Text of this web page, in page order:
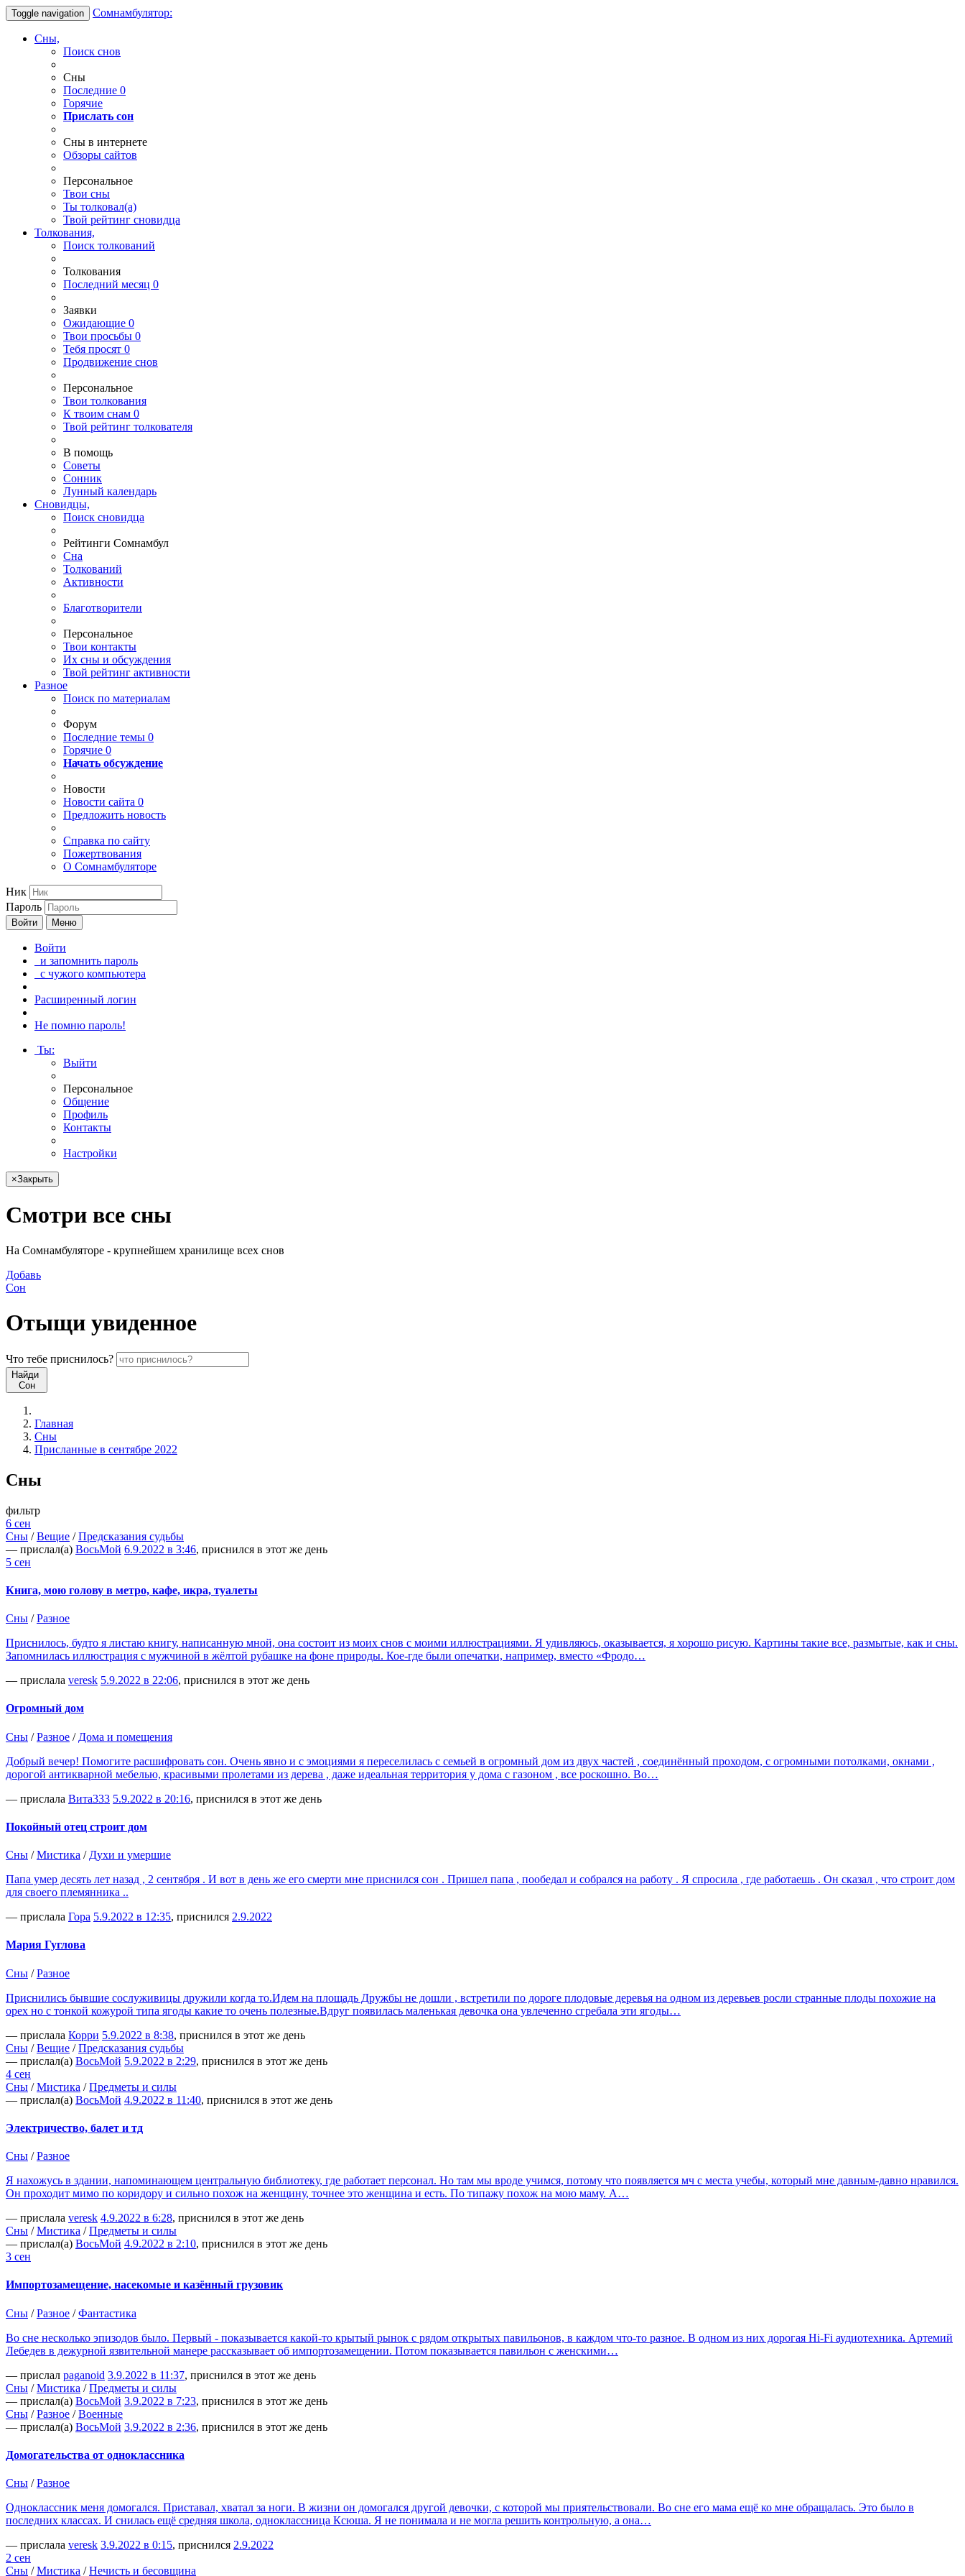
Toggle navigation Сомнамбулятор:
Сны,
Поиск снов
Сны
Последние 0
Горячие
Прислать сон
Сны в интернете
Обзоры сайтов
Персональное
Твои сны
Ты толковал(а)
Твой рейтинг сновидца
Толкования,
Поиск толкований
Толкования
Последний месяц 0
Заявки
Ожидающие 0
Твои просьбы 0
Тебя просят 0
Продвижение снов
Персональное
Твои толкования
К твоим снам 0
Твой рейтинг толкователя
В помощь
Советы
Сонник
Лунный календарь
Сновидцы,
Поиск сновидца
Рейтинги Сомнамбул
Сна
Толкований
Активности
Благотворители
Персональное
Твои контакты
Их сны и обсуждения
Твой рейтинг активности
Разное
Поиск по материалам
Форум
Последние темы 0
Горячие 0
Начать обсуждение
Новости
Новости сайта 0
Предложить новость
Справка по сайту
Пожертвования
О Сомнамбуляторе
Ник
Пароль
Войти Меню
Войти
и запомнить пароль
с чужого компьютера
Расширенный логин
Не помню пароль!
Ты:
Выйти
Персональное
Общение
Профиль
Контакты
Настройки
×Закрыть
Смотри все сны
На Сомнамбуляторе - крупнейшем хранилище всех снов
Добавь
Сон
Отыщи увиденное
Что тебе приснилось?
Найди
Сон
Главная
Сны
Присланные в сентябре 2022
Сны
фильтр
6 сен
Сны /Вещие /Предсказания судьбы
— прислал(а) ВосьМой 6.9.2022 в 3:46, приснился в этот же день
5 сен
Книга, мою голову в метро, кафе, икра, туалеты
Сны /Разное
Приснилось, будто я листаю книгу, написанную мной, она состоит из моих снов с моими иллюстрациями. Я удивляюсь, оказывается, я хорошо рисую. Картины такие все, размытые, как и сны.
Запомнилась иллюстрация с мужчиной в жёлтой рубашке на фоне природы. Кое-где были опечатки, например, вместо «Фродо…
— прислала veresk 5.9.2022 в 22:06, приснился в этот же день
Огромный дом
Сны /Разное / Дома и помещения
Добрый вечер! Помогите расшифровать сон. Очень явно и с эмоциями я переселилась с семьей в огромный дом из двух частей , соединённый проходом, с огромными потолками, окнами ,
дорогой антикварной мебелью, красивыми пролетами из дерева , даже идеальная территория у дома с газоном , все роскошно. Во…
— прислала Вита333 5.9.2022 в 20:16, приснился в этот же день
Покойный отец строит дом
Сны /Мистика / Духи и умершие
Папа умер десять лет назад , 2 сентября . И вот в день же его смерти мне приснился сон . Пришел папа , пообедал и собрался на работу . Я спросила , где работаешь . Он сказал , что строит дом
для своего племянника ..
— прислала Гора 5.9.2022 в 12:35, приснился 2.9.2022
Мария Гуглова
Сны /Разное
Приснились бывшие сослуживицы дружили когда то.Идем на площадь Дружбы не дошли , встретили по дороге плодовые деревья на одном из деревьев росли странные плоды похожие на
орех но с тонкой кожурой типа ягоды какие то очень полезные.Вдруг появилась маленькая девочка она увлеченно сгребала эти ягоды…
— прислала Корри 5.9.2022 в 8:38, приснился в этот же день
Сны /Вещие /Предсказания судьбы
— прислал(а) ВосьМой 5.9.2022 в 2:29, приснился в этот же день
4 сен
Сны /Мистика /Предметы и силы
— прислал(а) ВосьМой 4.9.2022 в 11:40, приснился в этот же день
Электричество, балет и тд
Сны /Разное
Я нахожусь в здании, напоминающем центральную библиотеку, где работает персонал. Но там мы вроде учимся, потому что появляется мч с места учебы, который мне давным-давно нравился.
Он проходит мимо по коридору и сильно похож на женщину, точнее это женщина и есть. По типажу похож на мою маму. А…
— прислала veresk 4.9.2022 в 6:28, приснился в этот же день
Сны /Мистика /Предметы и силы
— прислал(а) ВосьМой 4.9.2022 в 2:10, приснился в этот же день
3 сен
Импортозамещение, насекомые и казённый грузовик
Сны /Разное /Фантастика
Во сне несколько эпизодов было. Первый - показывается какой-то крытый рынок с рядом открытых павильонов, в каждом что-то разное. В одном из них дорогая Hi-Fi аудиотехника. Артемий
Лебедев в дежурной язвительной манере рассказывает об импортозамещении. Потом показывается павильон с женскими…
— прислал paganoid 3.9.2022 в 11:37, приснился в этот же день
Сны /Мистика /Предметы и силы
— прислал(а) ВосьМой 3.9.2022 в 7:23, приснился в этот же день
Сны /Разное /Военные
— прислал(а) ВосьМой 3.9.2022 в 2:36, приснился в этот же день
Домогательства от одноклассника
Сны /Разное
Одноклассник меня домогался. Приставал, хватал за ноги. В жизни он домогался другой девочки, с которой мы приятельствовали. Во сне его мама ещё ко мне обращалась. Это было в
последних классах. И снилась ещё средняя школа, одноклассница Ксюша. Я не понимала и не могла решить контрольную, а она…
— прислала veresk 3.9.2022 в 0:15, приснился 2.9.2022
2 сен
Сны /Мистика /Нечисть и бесовщина